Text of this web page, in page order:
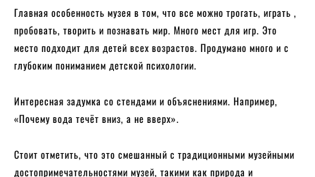
Главная особенность музея в том, что все можно трогать, играть ,
пробовать, творить и познавать мир. Много мест для игр. Это
место подходит для детей всех возрастов. Продумано много и с
глубоким пониманием детской психологии.
Интересная задумка со стендами и объяснениями. Например,
«Почему вода течёт вниз, а не вверх».
Стоит отметить, что это смешанный с традиционными музейными
достопримечательностями музей, такими как природа и